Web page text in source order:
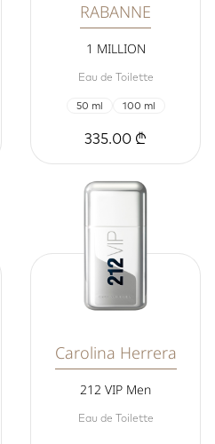
RABANNE
1 MILLION
Eau de Toilette
50 ml 100 ml
335.00 ₾
Carolina Herrera
212 VIP Men
Eau de Toilette